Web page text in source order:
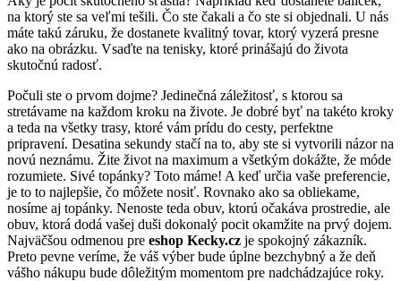
na ktorý ste sa veľmi tešili. Čo ste čakali a čo ste si objednali. U nás
máte takú záruku, že dostanete kvalitný tovar, ktorý vyzerá presne
ako na obrázku. Vsaďte na tenisky, ktoré prinášajú do života
skutočnú radosť.
Počuli ste o prvom dojme? Jedinečná záležitosť, s ktorou sa
stretávame na každom kroku na živote. Je dobré byť na takéto kroky
a teda na všetky trasy, ktoré vám prídu do cesty, perfektne
pripravení. Desatina sekundy stačí na to, aby ste si vytvorili názor na
novú neznámu. Žite život na maximum a všetkým dokážte, že móde
rozumiete. Sivé topánky? Toto máme! A keď určia vaše preferencie,
je to to najlepšie, čo môžete nosiť. Rovnako ako sa obliekame,
nosíme aj topánky. Nenoste teda obuv, ktorú očakáva prostredie, ale
obuv, ktorá dodá vašej duši dokonalý pocit okamžite na prvý dojem.
Najväčšou odmenou pre eshop Kecky.cz je spokojný zákazník.
Preto pevne veríme, že váš výber bude úplne bezchybný a že deň
vášho nákupu bude dôležitým momentom pre nadchádzajúce roky.